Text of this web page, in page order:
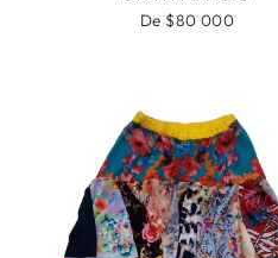
De $80 000